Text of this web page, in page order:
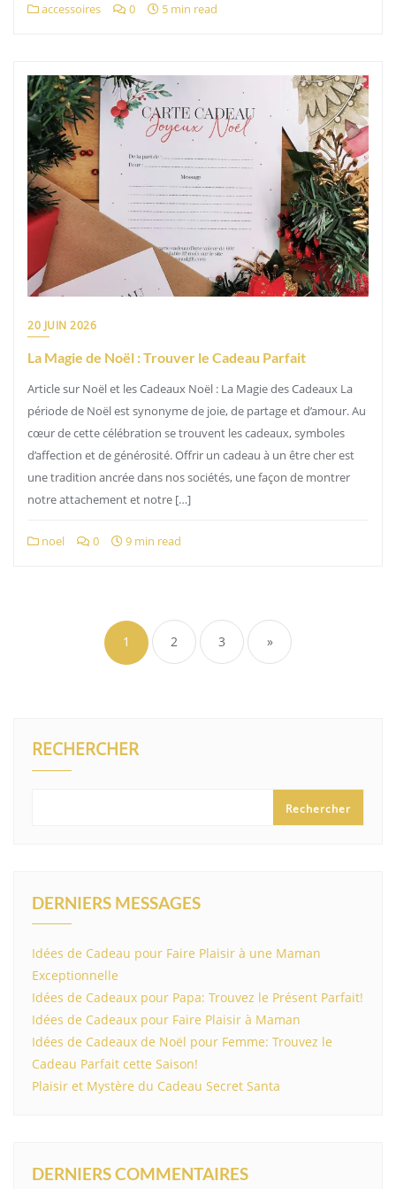
accessoires 0 5 min read
20 JUIN 2026
La Magie de Noël : Trouver le Cadeau Parfait
Article sur Noël et les Cadeaux Noël : La Magie des Cadeaux La
période de Noël est synonyme de joie, de partage et d’amour. Au
cœur de cette célébration se trouvent les cadeaux, symboles
d’affection et de générosité. Offrir un cadeau à un être cher est
une tradition ancrée dans nos sociétés, une façon de montrer
notre attachement et notre […]
noel 0 9 min read
des
publications
1 2 3 »
RECHERCHER
Rechercher
DERNIERS MESSAGES
Idées de Cadeau pour Faire Plaisir à une Maman
Exceptionnelle
Idées de Cadeaux pour Papa: Trouvez le Présent Parfait!
Idées de Cadeaux pour Faire Plaisir à Maman
Idées de Cadeaux de Noël pour Femme: Trouvez le
Cadeau Parfait cette Saison!
Plaisir et Mystère du Cadeau Secret Santa
DERNIERS COMMENTAIRES